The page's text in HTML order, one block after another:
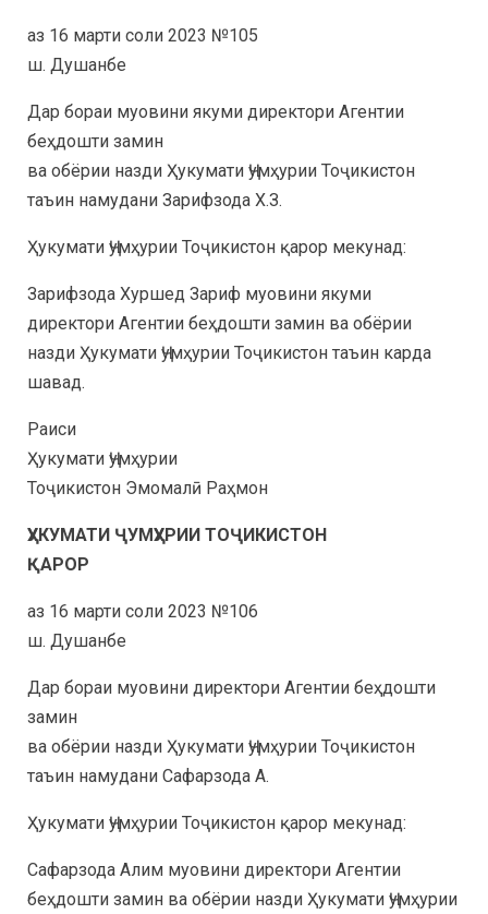
аз 16 марти соли 2023 №105
ш. Душанбе
Дар бораи муовини якуми директори Агентии
беҳдошти замин
ва обёрии назди Ҳукумати Ҷумҳурии Тоҷикистон
таъин намудани Зарифзода Х.З.
Ҳукумати Ҷумҳурии Тоҷикистон қарор мекунад:
Зарифзода Хуршед Зариф муовини якуми
директори Агентии беҳдошти замин ва обёрии
назди Ҳукумати Ҷумҳурии Тоҷикистон таъин карда
шавад.
Раиси
Ҳукумати Ҷумҳурии
Тоҷикистон Эмомалӣ Раҳмон
ҲУКУМАТИ ҶУМҲУРИИ ТОҶИКИСТОН
ҚАРОР
аз 16 марти соли 2023 №106
ш. Душанбе
Дар бораи муовини директори Агентии беҳдошти
замин
ва обёрии назди Ҳукумати Ҷумҳурии Тоҷикистон
таъин намудани Сафарзода А.
Ҳукумати Ҷумҳурии Тоҷикистон қарор мекунад:
Сафарзода Алим муовини директори Агентии
беҳдошти замин ва обёрии назди Ҳукумати Ҷумҳурии